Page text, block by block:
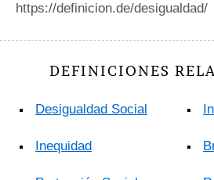
https://definicion.de/desigualdad/
DEFINICIONES
Desigualdad Social
Inequidad